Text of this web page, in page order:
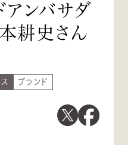
アンバサダ
耕史さん
ブランド